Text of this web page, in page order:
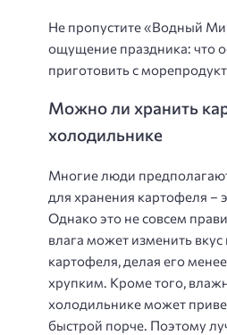
Не пропустите «Водный
ощущение праздника: что
приготовить с
Можно ли хранить
холодильнике
Многие люди
для хранения картофеля –
Однако это не совсем
влага может изменить вкус
картофеля, делая его
хрупким. Кроме того,
холодильнике может
быстрой порче. Поэтому